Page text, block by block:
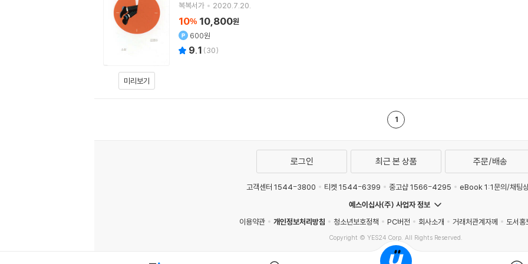
미리보기
복복서가
2020.7.20.
10% 10,800원
600원
9.1 (30)
1
로그인 최근 본 상품 주문/배송
고객센터 1544-3800 티켓 1544-6399 중고샵 1566-4295
eBook 1:1문의/채팅
예스이십사(주) 사업자 정보
이용약관
개인정보처리방침 청소년보호정책 PC버전 회사소개 거래처관계자께 도서홍
Copyright © YES24 Corp. All Rights Reserved.